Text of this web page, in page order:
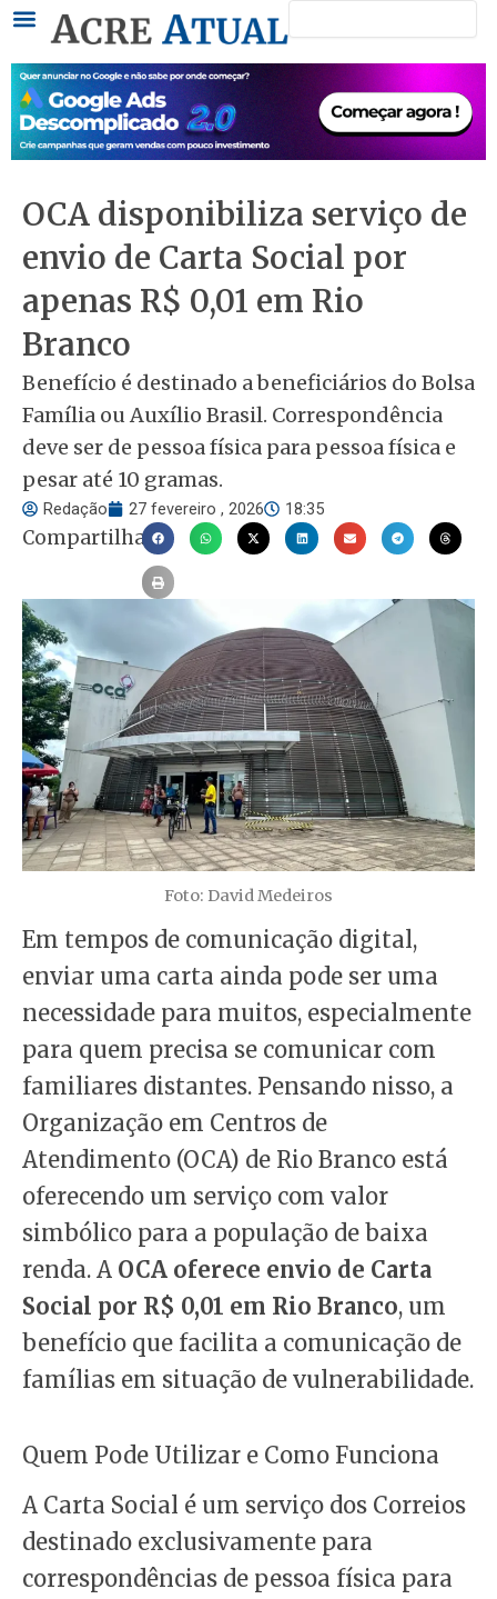
conteúdo
OCA disponibiliza serviço de
envio de Carta Social por
apenas R$ 0,01 em Rio
Branco
Benefício é destinado a beneficiários do Bolsa
Família ou Auxílio Brasil. Correspondência
deve ser de pessoa física para pessoa física e
pesar até 10 gramas.
Redação 27 fevereiro , 2026 18:35
Compartilhar
Foto: David Medeiros
Em tempos de comunicação digital,
enviar uma carta ainda pode ser uma
necessidade para muitos, especialmente
para quem precisa se comunicar com
familiares distantes. Pensando nisso, a
Organização em Centros de
Atendimento (OCA) de Rio Branco está
oferecendo um serviço com valor
simbólico para a população de baixa
renda. A OCA oferece envio de Carta
Social por R$ 0,01 em Rio Branco, um
benefício que facilita a comunicação de
famílias em situação de vulnerabilidade.
Quem Pode Utilizar e Como Funciona
A Carta Social é um serviço dos Correios
destinado exclusivamente para
correspondências de pessoa física para